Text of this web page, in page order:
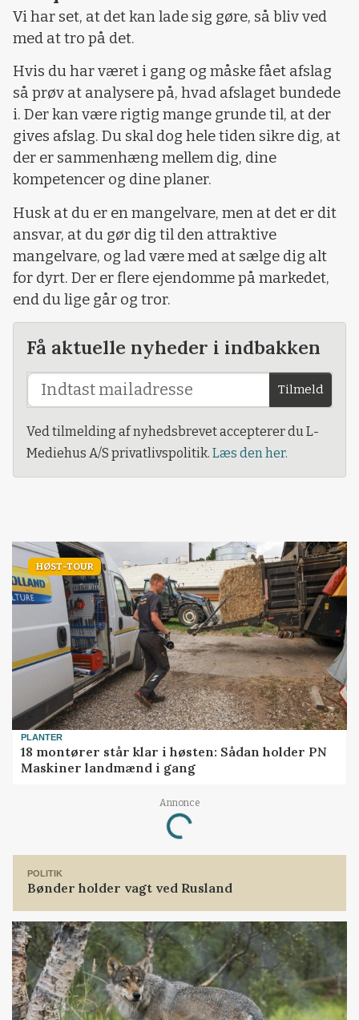
Vi har set, at det kan lade sig gøre, så bliv ved
med at tro på det.
Hvis du har været i gang og måske fået afslag
så prøv at analysere på, hvad afslaget bundede
i. Der kan være rigtig mange grunde til, at der
gives afslag. Du skal dog hele tiden sikre dig, at
der er sammenhæng mellem dig, dine
kompetencer og dine planer.
Husk at du er en mangelvare, men at det er dit
ansvar, at du gør dig til den attraktive
mangelvare, og lad være med at sælge dig alt
for dyrt. Der er flere ejendomme på markedet,
end du lige går og tror.
Få aktuelle nyheder i indbakken
Tilmeld
Ved tilmelding af nyhedsbrevet accepterer du L-
Mediehus A/S privatlivspolitik. Læs den her.
HØST-TOUR
PLANTER
18 montører står klar i høsten: Sådan holder PN
Maskiner landmænd i gang
Annonce
Loading...
POLITIK
Bønder holder vagt ved Rusland